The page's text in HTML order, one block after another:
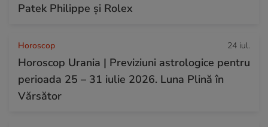
Patek Philippe și Rolex
Horoscop 24 iul.
Horoscop Urania | Previziuni astrologice pentru
perioada 25 – 31 iulie 2026. Luna Plină în
Vărsător